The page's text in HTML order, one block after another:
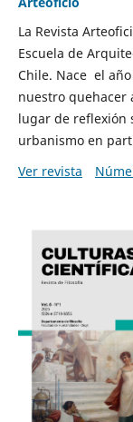
La Revista
Escuela de
Chile. Nace el
nuestro quehacer
lugar de reflexión
urbanismo en
Ver revista